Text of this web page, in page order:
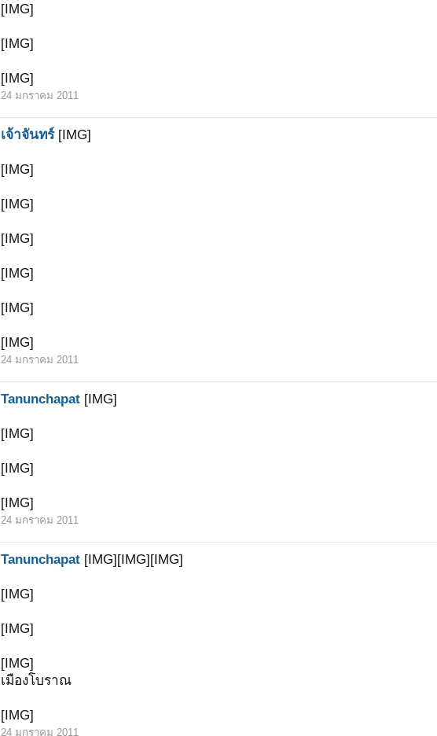
[IMG]
[IMG]
[IMG]
24 มกราคม 2011
เจ้าจันทร์ [IMG]
[IMG]
[IMG]
[IMG]
[IMG]
[IMG]
[IMG]
24 มกราคม 2011
Tanunchapat [IMG]
[IMG]
[IMG]
[IMG]
24 มกราคม 2011
Tanunchapat [IMG][IMG][IMG]
[IMG]
[IMG]
[IMG]
เมืองโบราณ
[IMG]
24 มกราคม 2011